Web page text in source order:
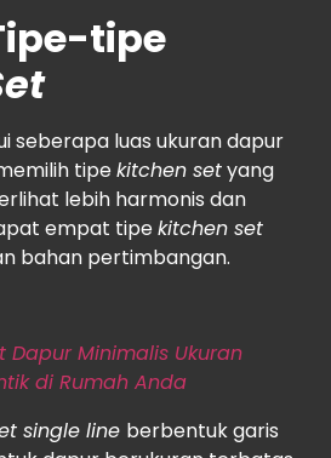
tipe
seberapa luas ukuran dapur
tipekitchen setyang
lebih harmonis dan
empat tipekitchen set
bahan pertimbangan.
Dapur Minimalis Ukuran
di Rumah Anda
single line berbentuk garis